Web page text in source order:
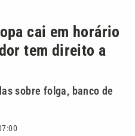
cai em horário
tem direito a
sobre folga, banco de